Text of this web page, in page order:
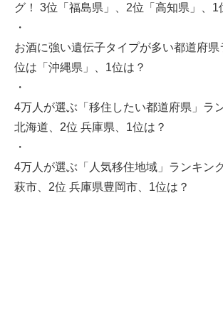
グ！ 3位「福島県」、2位「高知県」、1
・
お酒に強い遺伝子タイプが多い都道府県
位は「沖縄県」、1位は？
・
4万人が選ぶ「移住したい都道府県」ラ
北海道、2位 兵庫県、1位は？
・
4万人が選ぶ「人気移住地域」ランキン
萩市、2位 兵庫県豊岡市、1位は？